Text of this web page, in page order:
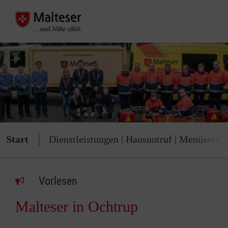
Start Dienstleistungen | Hausnotruf |
Vorlesen
Malteser in Ochtrup